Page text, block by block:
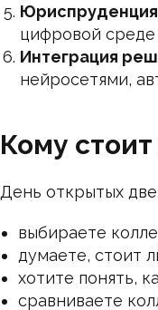
цифровой среде
Интеграция
нейросетями,
Кому
День открытых
выбираете
думаете, стоит
хотите понять,
сравниваете